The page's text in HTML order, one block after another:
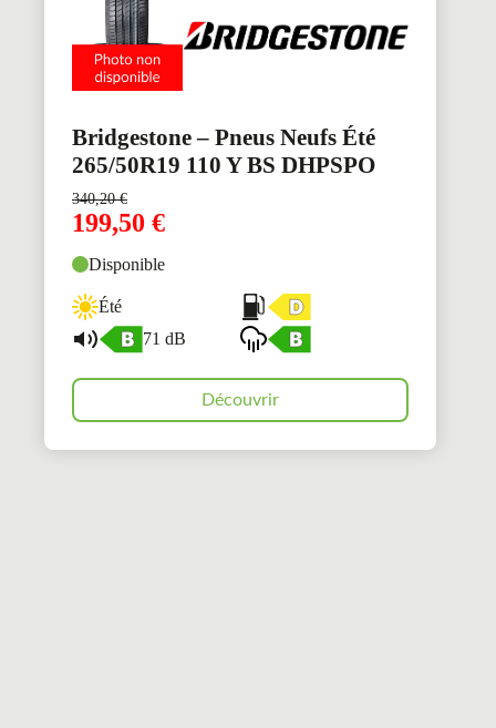
Bridgestone – Pneus Neufs Été
265/50R19 110 Y BS DHPSPO
340,20€
199,50 €
Disponible
Été
71 dB
Découvrir